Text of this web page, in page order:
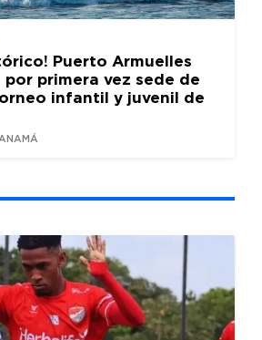
Puerto Armuelles
por primera vez sede de
infantil y juvenil de